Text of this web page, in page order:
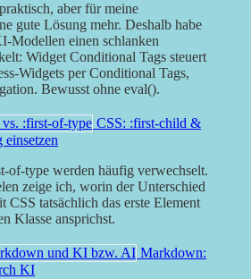
aber für meine
gute Lösung mehr. Deshalb habe
Modellen einen schlanken
Widget Conditional Tags steuert
Widgets per Conditional Tags,
Bewusst ohne eval().
CSS: :first-child &
of-type werden häufig verwechselt.
zeige ich, worin der Unterschied
CSS tatsächlich das erste Element
Klasse ansprichst.
Markdown:
KI